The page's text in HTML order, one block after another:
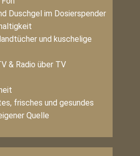
Duschgel im Dosierspender
und kuschelige
& Radio über TV
frisches und gesundes
Quelle